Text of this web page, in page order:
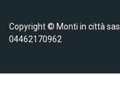
Copyright © Monti in città sas
04462170962